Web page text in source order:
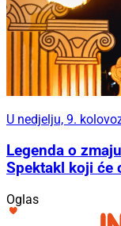
U nedjelju, 9.
Legenda o
Spektakl koji će
Oglas